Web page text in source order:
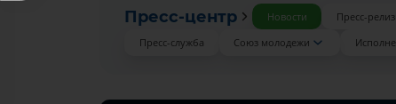
Пресс-центр Новости Пресс-
Пресс-служба
Союз молодежи